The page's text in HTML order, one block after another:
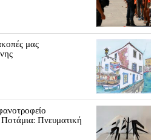
μας
Πνευματική